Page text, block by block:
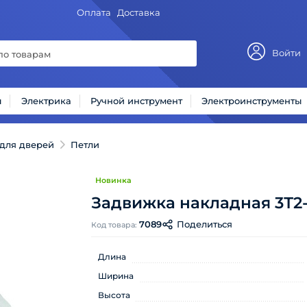
Оплата Доставка
Войти
Электрика Ручной инструмент Электроинструменты
дверей Петли
Новинка
Задвижка накладная
Код товара: 7089 Поделиться
Длина
Ширина
Высота